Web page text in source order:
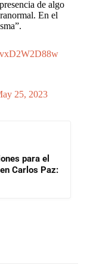
de algo
En el
25, 2023
para el
Carlos Paz: